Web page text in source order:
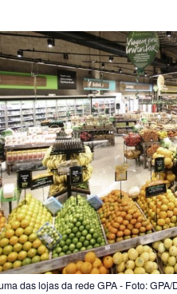
das lojas da rede GPA - Foto: